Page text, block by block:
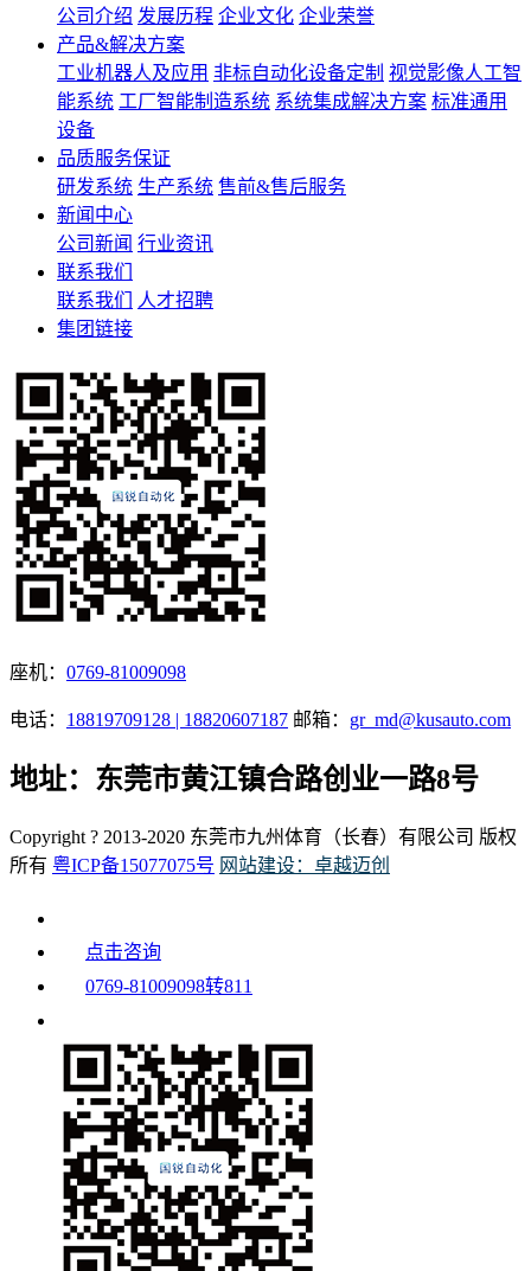
公司介绍 发展历程 企业文化 企业荣誉
产品&解决方案
工业机器人及应用 非标自动化设备定制 视觉影像人工智
能系统 工厂智能制造系统 系统集成解决方案 标准通用
设备
品质服务保证
研发系统 生产系统 售前&售后服务
新闻中心
公司新闻 行业资讯
联系我们
联系我们
人才招聘
集团链接
座机： 0769-81009098
电话： 18819709128 | 18820607187 邮箱： gr_md@kusauto.com
地址：东莞市黄江镇合路创业一路8号
Copyright ? 2013-2020 东莞市九州体育（长春）有限公司 版权
所有 粤ICP备15077075号 网站建设：卓越迈创
点击咨询
0769-81009098转811